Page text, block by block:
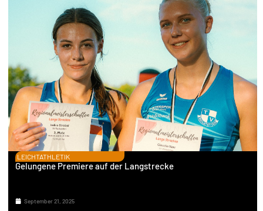
LEICHTATHLETIK
Gelungene Premiere auf der Langstrecke
September 21, 2025